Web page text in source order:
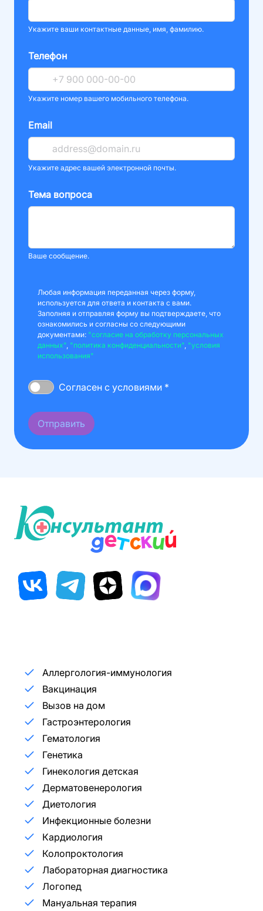
Укажите ваши контактные данные, имя, фамилию.
Телефон
Укажите номер вашего мобильного телефона.
Email
Укажите адрес вашей электронной почты.
Тема вопроса
Ваше сообщение.
Любая информация переданная через форму,
используется для ответа и контакта с вами.
Заполняя и отправляя форму вы подтверждаете, что
ознакомились и согласны со следующими
документами: "согласие на обработку персональных
данных", "политика конфиденциальности", "условия
использования"
Согласен с условиями *
Отправить
Аллергология-иммунология
Вакцинация
Вызов на дом
Гастроэнтерология
Гематология
Генетика
Гинекология детская
Дерматовенерология
Диетология
Инфекционные болезни
Кардиология
Колопроктология
Лабораторная диагностика
Логопед
Мануальная терапия